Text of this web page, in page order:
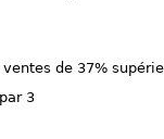
de 37%
3